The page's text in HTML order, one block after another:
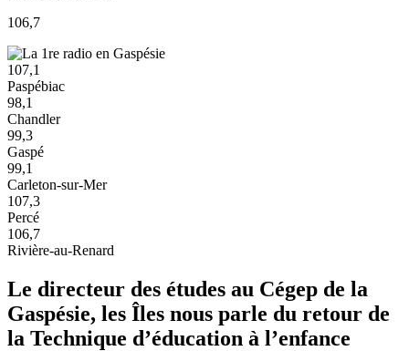
106,7
107,1
Paspébiac
98,1
Chandler
99,3
Gaspé
99,1
Carleton-sur-Mer
107,3
Percé
106,7
Rivière-au-Renard
Le directeur des études au Cégep de la
Gaspésie, les Îles nous parle du retour de
la Technique d’éducation à l’enfance